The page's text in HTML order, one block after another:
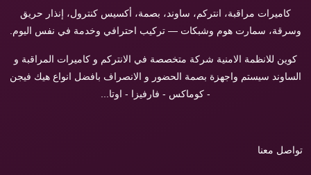
كاميرات مراقبة، انتركم، ساوند، بصمة، أكسيس كنترول، إنذار حريق
وسرقة، سمارت هوم وشبكات — تركيب احترافي وخدمة في نفس اليوم.
كوين للانظمة الامنية شركة متخصصة في الانتركم و كاميرات المراقبة و
الساوند سيستم واجهزة بصمة الحضور و الانصراف بافضل انواع هيك فيجن
- كوماكس - فارفيزا - اوتا...
تواصل معنا